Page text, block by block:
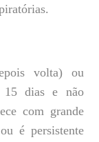
volta) ou
15 dias e não
com grande
é persistente